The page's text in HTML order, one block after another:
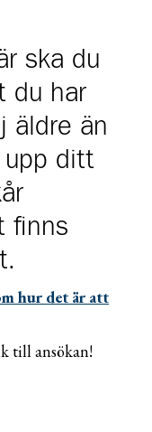
ska du
du har
äldre än
upp ditt
finns
hur det är att
till ansökan!